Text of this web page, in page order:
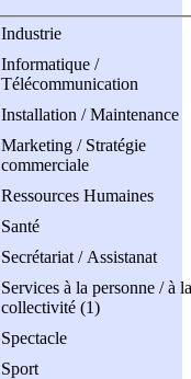
Industrie
Informatique /
Télécommunication
Installation / Maintenance
Marketing / Stratégie
commerciale
Ressources Humaines
Santé
Secrétariat / Assistanat
Services à la personne / à la
collectivité (1)
Spectacle
Sport